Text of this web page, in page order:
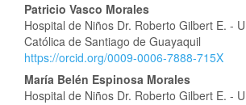
Contenido
principal
del
Patricio Vasco Morales
Hospital de Niños Dr. Roberto Gilbert E. -
Católica de Santiago de Guayaquil
https://orcid.org/0009-0006-7888-715X
María Belén Espinosa Morales
Hospital de Niños Dr. Roberto Gilbert E. -